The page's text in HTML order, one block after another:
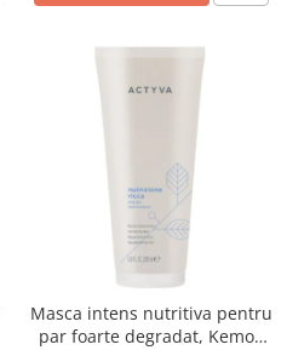
Masca intens nutritiva pentru
par foarte degradat, Kemon